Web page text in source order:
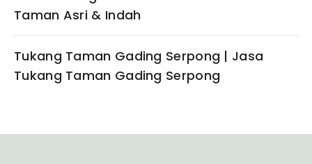
Taman Asri & Indah
Tukang Taman Gading Serpong | Jasa
Tukang Taman Gading Serpong